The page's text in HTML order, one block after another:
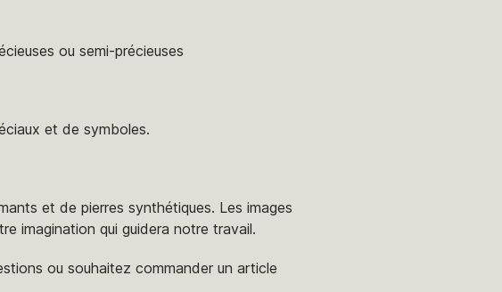
ou semi-précieuses
et de symboles.
et de pierres synthétiques. Les images
imagination qui guidera notre travail.
ou souhaitez commander un article